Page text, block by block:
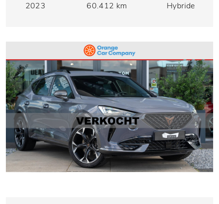
2023 60.412 km Hybride